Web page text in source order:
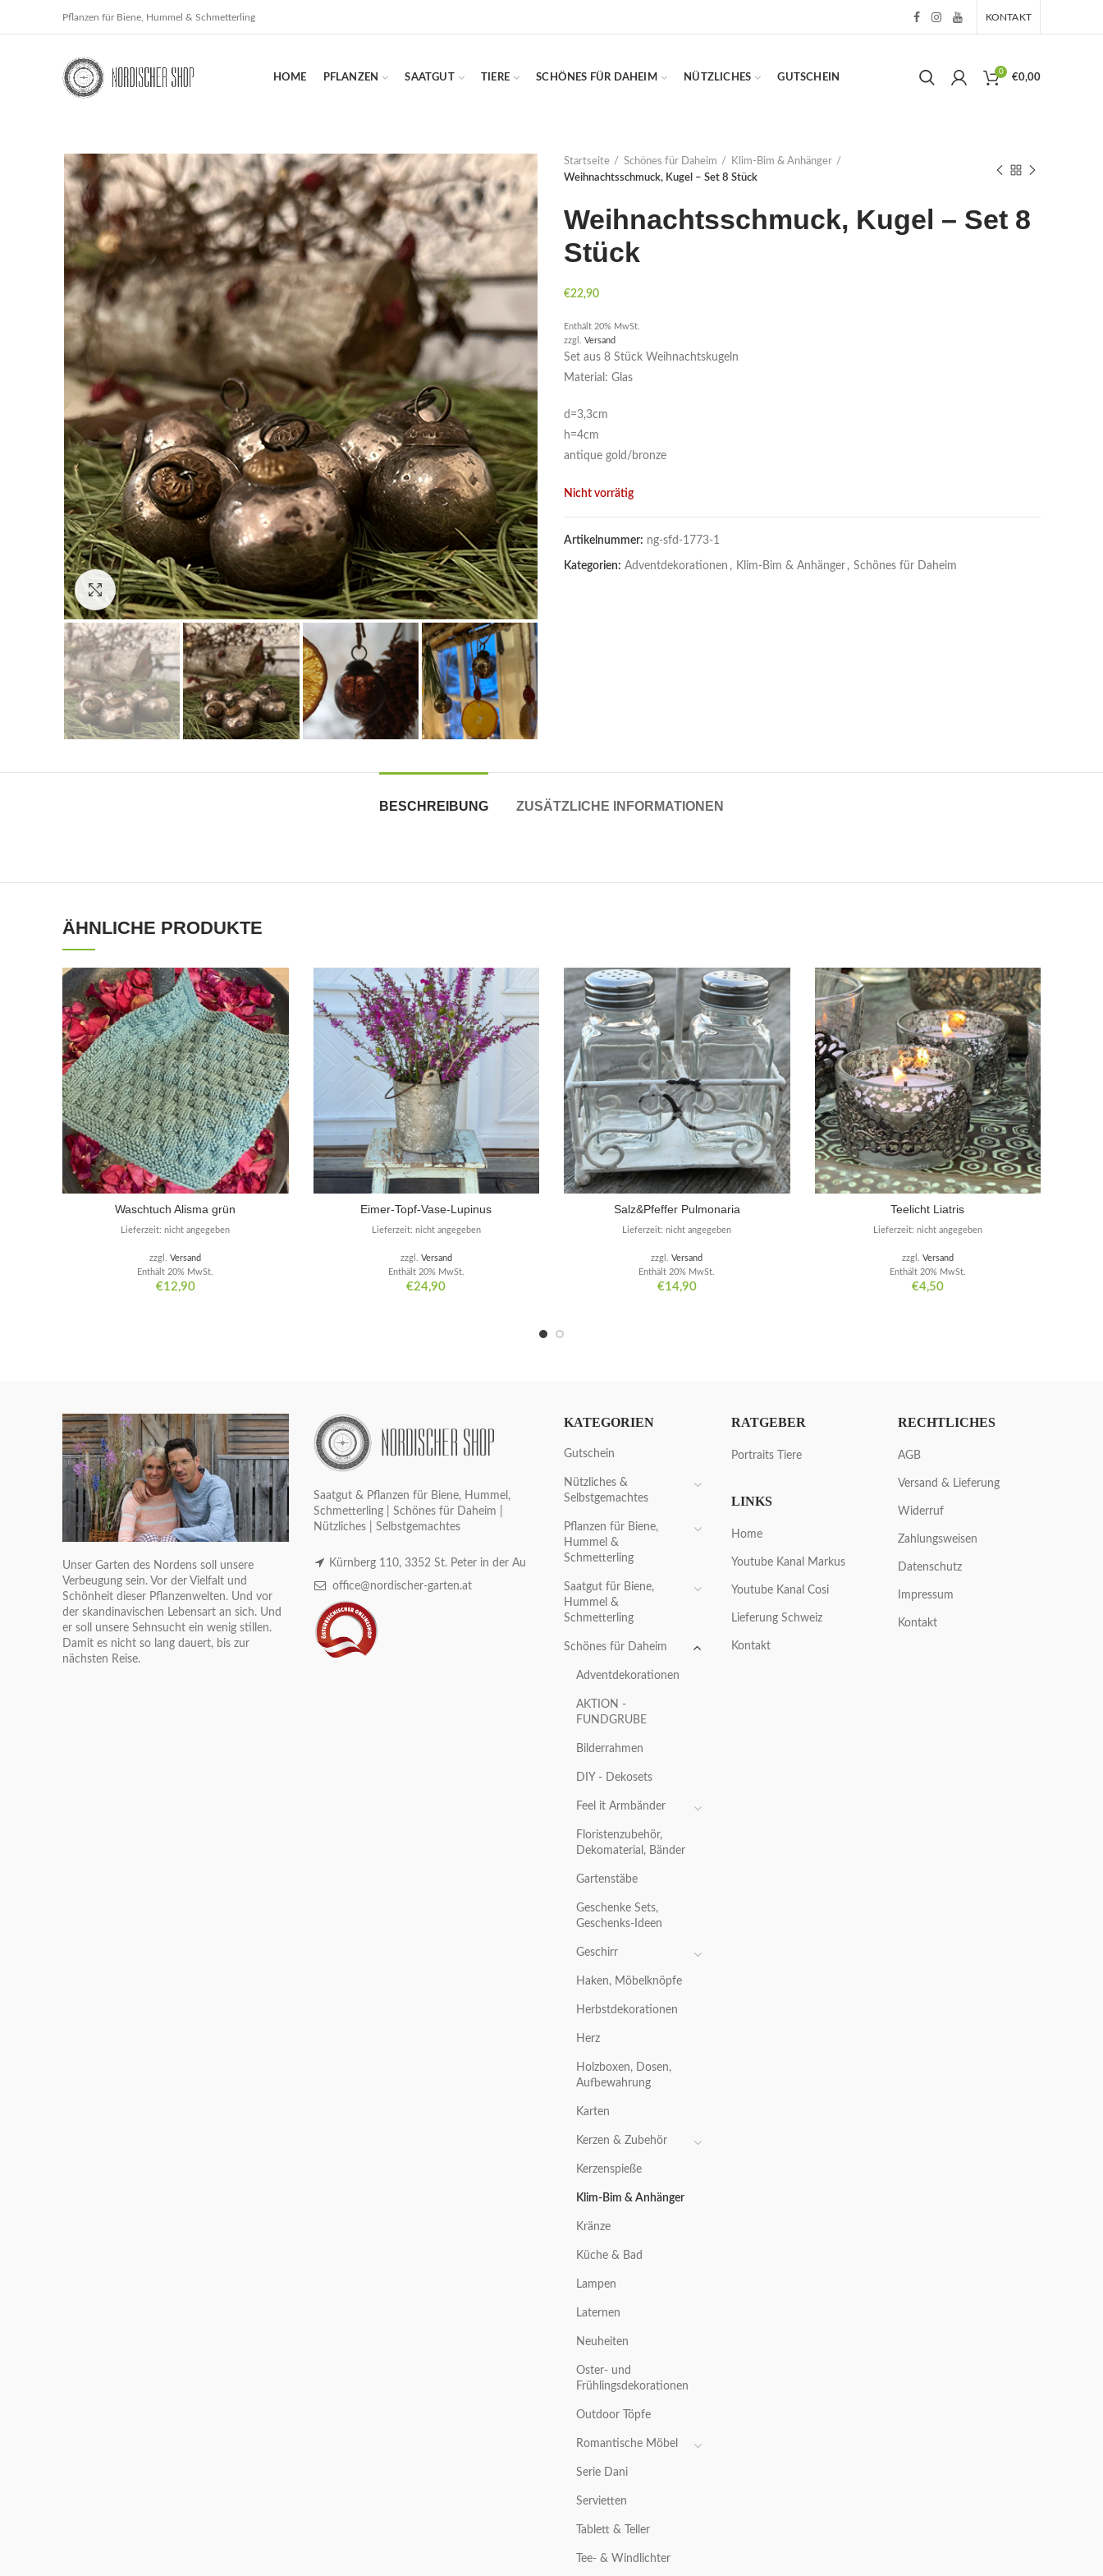
Pflanzen für Biene, Hummel & Schmetterling KONTAKT
HOME PFLANZEN SAATGUT TIERE SCHÖNES FÜR DAHEIM NÜTZLICHES GUTSCHEIN
0
€0,00
Click to enlarge
Startseite Schönes für Daheim
Klim-Bim & Anhänger
Weihnachtsschmuck, Kugel – Set 8 Stück
Weihnachtsschmuck, Kugel – Set 8
Stück
€22,90
Enthält 20% MwSt.
zzgl. Versand
Set aus 8 Stück Weihnachtskugeln
Material: Glas
d=3,3cm
h=4cm
antique gold/bronze
Nicht vorrätig
Artikelnummer: ng-sfd-1773-1
Kategorien: Adventdekorationen , Klim-Bim & Anhänger , Schönes für Daheim
BESCHREIBUNG ZUSÄTZLICHE INFORMATIONEN
ÄHNLICHE PRODUKTE
Waschtuch Alisma grün
€12,90
Enthält 20% MwSt.
zzgl.Versand
Lieferzeit: nicht angegeben
Eimer-Topf-Vase-Lupinus
€24,90
Enthält 20% MwSt.
zzgl. Versand
Lieferzeit: nicht angegeben
Salz&Pfeffer Pulmonaria
€14,90
Enthält 20% MwSt.
zzgl.Versand
Lieferzeit: nicht angegeben
Teelicht Liatris
€4,50
Enthält 20% MwSt.
zzgl. Versand
Lieferzeit: nicht angegeben
Unser Garten des Nordens soll unsere
Verbeugung sein. Vor der Vielfalt und
Schönheit dieser Pflanzenwelten. Und vor
der skandinavischen Lebensart an sich. Und
er soll unsere Sehnsucht ein wenig stillen.
Damit es nicht so lang dauert, bis zur
nächsten Reise.
Saatgut & Pflanzen für Biene, Hummel,
Schmetterling | Schönes für Daheim |
Nützliches | Selbstgemachtes
Kürnberg 110, 3352 St. Peter in der Au
office@nordischer-garten.at
KATEGORIEN
Gutschein
Nützliches &
Selbstgemachtes
Pflanzen für Biene,
Hummel &
Schmetterling
Saatgut für Biene,
Hummel &
Schmetterling
Schönes für Daheim
Adventdekorationen
AKTION -
FUNDGRUBE
Bilderrahmen
DIY - Dekosets
Feel it Armbänder
Floristenzubehör,
Dekomaterial, Bänder
Gartenstäbe
Geschenke Sets,
Geschenks-Ideen
Geschirr
Haken, Möbelknöpfe
Herbstdekorationen
Herz
Holzboxen, Dosen,
Aufbewahrung
Karten
Kerzen & Zubehör
Kerzenspieße
Klim-Bim & Anhänger
Kränze
Küche & Bad
Lampen
Laternen
Neuheiten
Oster- und
Frühlingsdekorationen
Outdoor Töpfe
Romantische Möbel
Serie Dani
Servietten
Tablett & Teller
Tee- & Windlichter
RATGEBER
Portraits Tiere
LINKS
Home
Youtube Kanal Markus
Youtube Kanal Cosi
Lieferung Schweiz
Kontakt
RECHTLICHES
AGB
Versand & Lieferung
Widerruf
Zahlungsweisen
Datenschutz
Impressum
Kontakt